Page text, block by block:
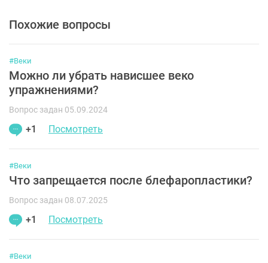
Похожие вопросы
#Веки
Можно ли убрать нависшее веко
упражнениями?
Вопрос задан 05.09.2024
+1 Посмотреть
#Веки
Что запрещается после блефаропластики?
Вопрос задан 08.07.2025
+1 Посмотреть
#Веки